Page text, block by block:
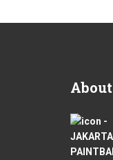
About